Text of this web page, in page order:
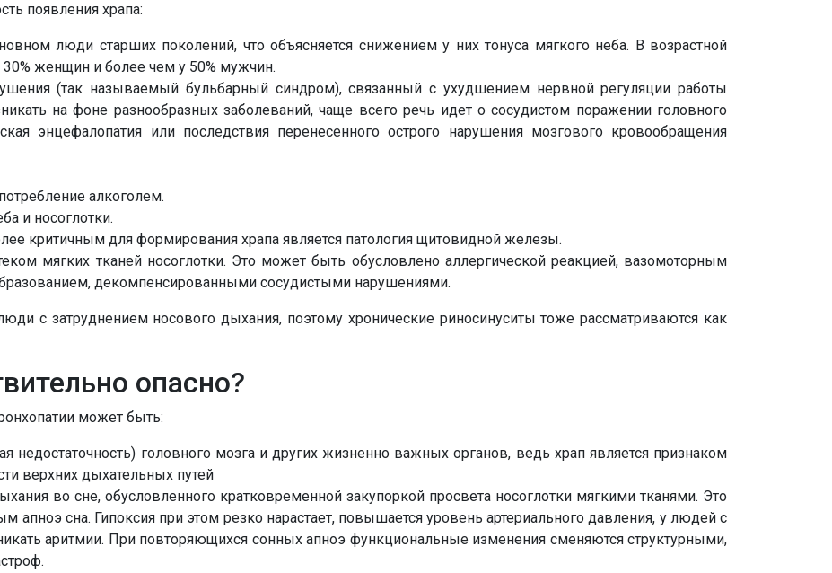
появления храпа:
люди старших поколений, что объясняется снижением у них тонуса мягкого неба. В возрастной
30% женщин и более чем у 50% мужчин.
(так называемый бульбарный синдром), связанный с ухудшением нервной регуляции работы
на фоне разнообразных заболеваний, чаще всего речь идет о сосудистом поражении головного
энцефалопатия или последствия перенесенного острого нарушения мозгового кровообращения
алкоголем.
и носоглотки.
критичным для формирования храпа является патология щитовидной железы.
мягких тканей носоглотки. Это может быть обусловлено аллергической реакцией, вазомоторным
декомпенсированными сосудистыми нарушениями.
с затруднением носового дыхания, поэтому хронические риносинуситы тоже рассматриваются как
опасно?
может быть:
недостаточность) головного мозга и других жизненно важных органов, ведь храп является признаком
верхних дыхательных путей
во сне, обусловленного кратковременной закупоркой просвета носоглотки мягкими тканями. Это
апноэ сна. Гипоксия при этом резко нарастает, повышается уровень артериального давления, у людей с
аритмии. При повторяющихся сонных апноэ функциональные изменения сменяются структурными,
Напишите в наш общий чат
Специалистов
Написать специалисту нет, спасибо